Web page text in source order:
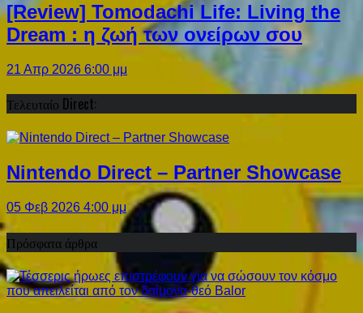
[Review] Tomodachi Life: Living the
Dream : η ζωή των ονείρων σου
21 Απρ 2026 6:00 μμ
Τελευταίο Direct:
Nintendo Direct – Partner Showcase
05 Φεβ 2026 4:00 μμ
Πρόσφατα άρθρα